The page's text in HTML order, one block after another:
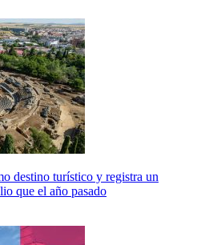
destino turístico y registra un
que el año pasado